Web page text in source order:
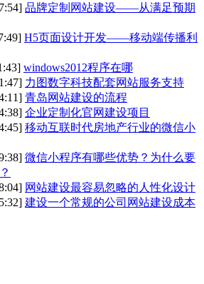
品牌定制网站建设——从满足预期
H5页面设计开发——移动端传播利
windows2012程序在哪
力图数字科技配套网站服务支持
青岛网站建设的流程
企业定制化官网建设项目
移动互联时代房地产行业的微信小
微信小程序有哪些优势？为什么要
网站建设最容易忽略的人性化设计
建设一个常规的公司网站建设成本